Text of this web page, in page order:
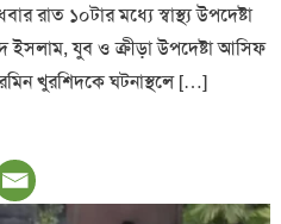
রাত ১০টার মধ্যে স্বাস্থ্য উপদেষ্টা
ইসলাম, যুব ও ক্রীড়া উপদেষ্টা আসিফ
খুরশিদকে ঘটনাস্থলে […]